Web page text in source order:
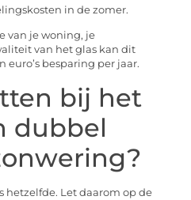
in de zomer.
van je woning, je
van het glas kan dit
besparing per jaar.
bij het
dubbel
hetzelfde. Let daarom op de